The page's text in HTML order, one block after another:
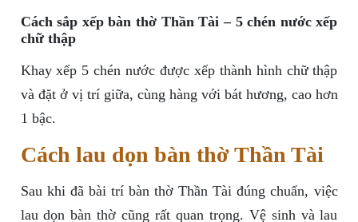
Cách sắp xếp bàn thờ Thần Tài – 5 chén nước xếp
chữ thập
Khay xếp 5 chén nước được xếp thành hình chữ thập
và đặt ở vị trí giữa, cùng hàng với bát hương, cao hơn
1 bậc.
Cách lau dọn bàn thờ Thần Tài
Sau khi đã bài trí bàn thờ Thần Tài đúng chuẩn, việc
lau dọn bàn thờ cũng rất quan trọng. Vệ sinh và lau